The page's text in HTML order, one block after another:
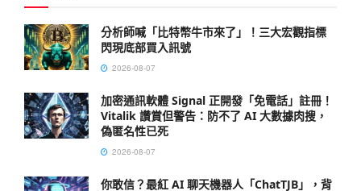
分析師喊「比特幣牛市來了」！三大宏觀指標
閃現底部買入訊號
2026-08-07
加密通訊軟體 Signal 正開發「免電話」註冊！
Vitalik 讚賞但警告：防不了 AI 大數據肉搜，
偽匿名性已死
2026-08-07
你敢信？最紅 AI 聊天機器人「ChatTJB」，背